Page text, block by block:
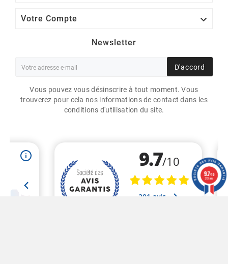
DÉCOUPE RONDE 64 MM /
POLYPRO BLANC / BOBINE
ÉCHENILLÉE DE 1000
ÉTIQUETTES
50,60 €
Votre Compte 
Newsletter
D'accord
Vous pouvez vous désinscrire à tout moment. Vous
trouverez pour cela nos informations de contact dans les
conditions d'utilisation du site.
9.7/10
201 avis